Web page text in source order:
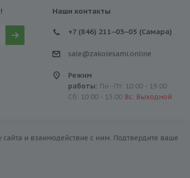
Наши контакты
+7 (846) 211‒03‒05 (Самара)
sale@zakolesami.online
Режим
работы: Пн -Пт: 10:00 - 19:00
Сб: 10:00 - 15:00 Вс: Выходной
и взаимодействие с ним. Подтвердите ваше